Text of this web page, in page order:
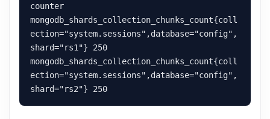
counter
mongodb_shards_collection_chunks_count{coll
ection="system.sessions",database="config",
shard="rs1"} 250
mongodb_shards_collection_chunks_count{coll
ection="system.sessions",database="config",